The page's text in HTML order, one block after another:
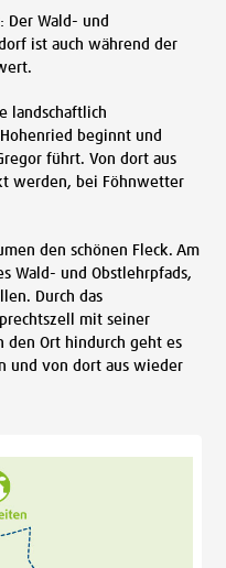
Der Wald- und
ist auch während der
landschaftlich
beginnt und
führt. Von dort aus
werden, bei Föhnwetter
den schönen Fleck. Am
Wald- und Obstlehrpfads,
Durch das
mit seiner
den Ort hindurch geht es
und von dort aus wieder